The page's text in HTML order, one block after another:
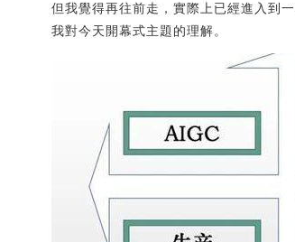
但我覺得再往前走，實際上已經進入到
我對今天開幕式主題的理解。